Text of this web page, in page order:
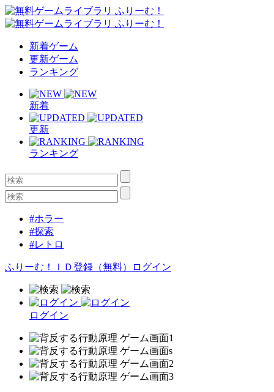
新着ゲーム
更新ゲーム
ランキング
新着
更新
ランキング
#ホラー
#探索
#レトロ
ふりーむ！ＩＤ登録（無料） ログイン
ログイン